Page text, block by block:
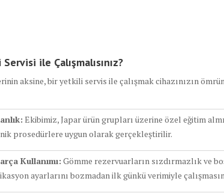
ile Çalışmalısınız?
aksine, bir yetkili servis ile çalışmak cihazınızın
Ekibimiz, Japar ürün grupları üzerine özel eğitim
prosedürlere uygun olarak gerçekleştirilir.
Kullanımı: Gömme rezervuarların sızdırmazlık ve
ayarlarını bozmadan ilk günkü verimiyle